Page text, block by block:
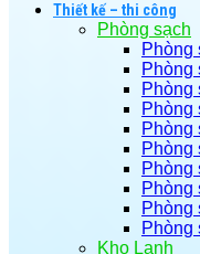
Thiết kế – thi công
Phòng sạch
Phòng
Phòng
Phòng
Phòng
Phòng
Phòng
Phòng
Phòng
Phòng
Phòng
Kho Lạnh